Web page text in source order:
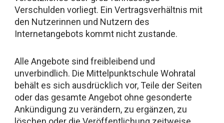
Verschulden vorliegt. Ein Vertragsverhältnis mit
den Nutzerinnen und Nutzern des
Internetangebots kommt nicht zustande.
Alle Angebote sind freibleibend und
unverbindlich. Die Mittelpunktschule Wohratal
behält es sich ausdrücklich vor, Teile der Seiten
oder das gesamte Angebot ohne gesonderte
Ankündigung zu verändern, zu ergänzen, zu